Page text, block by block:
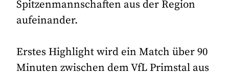
Spitzenmannschaften aus der Region
aufeinander.
Erstes Highlight wird ein Match über 90
Minuten zwischen dem VfL Primstal aus